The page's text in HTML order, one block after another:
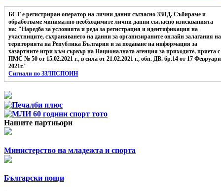
БСТ е регистриран оператор на лични данни съгласно ЗЗЛД. Събираме и
обработваме минимално необходимите лични данни съгласно изискванията
на: "Наредба за условията и реда за регистрация и идентификация на
участниците, съхраняването на данни за организираните онлайн залагания на
територията на Република България и за подаване на информация за
хазартните игри към сървър на Националната агенция за приходите, приета с
ПМС № 50 от 15.02.2021 г., в сила от 21.02.2021 г., обн. ДВ. бр.14 от 17 Февруари
2021г."
Сигнали по ЗЗЛПСПОИН
Нашите партньори
Министерство на младежта и спорта
Български пощи